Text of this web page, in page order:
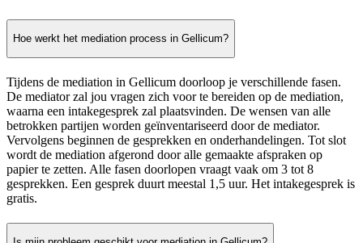
Hoe werkt het mediation process in Gellicum?
Tijdens de mediation in Gellicum doorloop je verschillende fasen.
De mediator zal jou vragen zich voor te bereiden op de mediation,
waarna een intakegesprek zal plaatsvinden. De wensen van alle
betrokken partijen worden geïnventariseerd door de mediator.
Vervolgens beginnen de gesprekken en onderhandelingen. Tot slot
wordt de mediation afgerond door alle gemaakte afspraken op
papier te zetten. Alle fasen doorlopen vraagt vaak om 3 tot 8
gesprekken. Een gesprek duurt meestal 1,5 uur. Het intakegesprek is
gratis.